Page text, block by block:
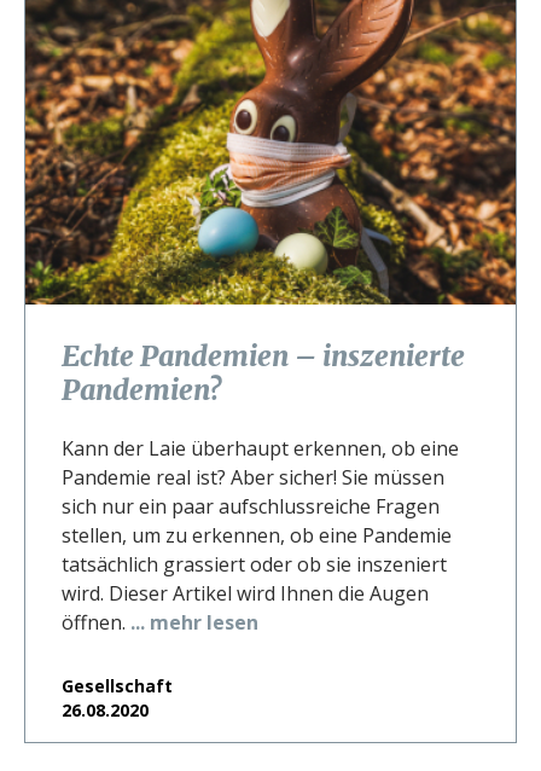
Echte Pandemien – inszenierte
Pandemien?
Kann der Laie überhaupt erkennen, ob eine
Pandemie real ist? Aber sicher! Sie müssen
sich nur ein paar aufschlussreiche Fragen
stellen, um zu erkennen, ob eine Pandemie
tatsächlich grassiert oder ob sie inszeniert
wird. Dieser Artikel wird Ihnen die Augen
öffnen. ... mehr lesen
Gesellschaft
26.08.2020